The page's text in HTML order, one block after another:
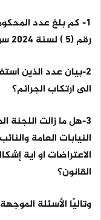
1- كم بلغ عدد
رقم (5 ) لسنة 2024 سواء كلي او جزئي؟
2-بيان عدد الذين
الى ارتكاب الجرائم؟
3-هل ما زالت
النيابات العامة
الاعتراضات او اية
القانون؟
وتاليًا الأسئلة الموجهة